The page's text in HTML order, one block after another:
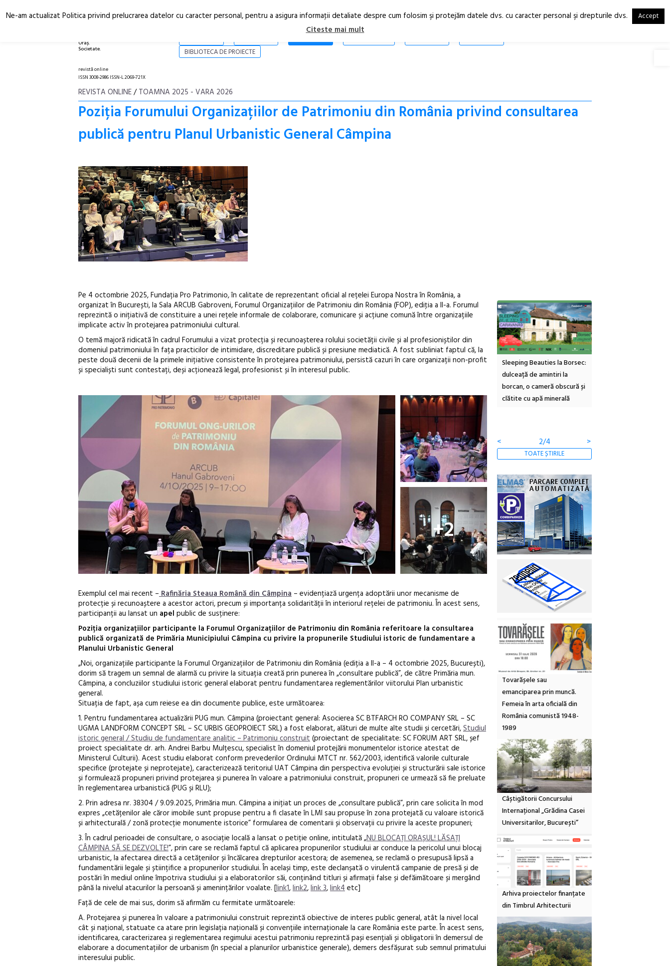
Oraș.
Societate.
RO
EN
STIRI
BIBLIOTECA DE PROIECTE
revistă online
ISSN 3008-2986 ISSN-L 2069-721X
REVISTA ONLINE/TOAMNA 2025 - VARA 2026
Poziția Forumului Organizațiilor de Patrimoniu din România privind consultarea
publică pentru Planul Urbanistic General Câmpina
Pe 4 octombrie 2025, Fundația Pro Patrimonio, în calitate de reprezentant oficial al rețelei Europa Nostra în România, a
organizat în București, la Sala ARCUB Gabroveni, Forumul Organizațiilor de Patrimoniu din România (FOP), ediţia a II-a. Forumul
reprezintă o inițiativă de constituire a unei rețele informale de colaborare, comunicare și acțiune comună între organizațiile
implicate activ în protejarea patrimoniului cultural.
O temă majoră ridicată în cadrul Forumului a vizat protecția și recunoașterea rolului societății civile și al profesioniștilor din
domeniul patrimoniului în fața practicilor de intimidare, discreditare publică și presiune mediatică. A fost subliniat faptul că, la
peste două decenii de la primele inițiative consistente în protejarea patrimoniului, persistă cazuri în care organizații non-profit
și specialiști sunt contestați, deși acționează legal, profesionist și în interesul public.
+2
Exemplul cel mai recent – Rafinăria Steaua Română din Câmpina – evidențiază urgența adoptării unor mecanisme de
protecție și recunoaștere a acestor actori, precum și importanța solidarității în interiorul rețelei de patrimoniu. În acest sens,
participanții au lansat un apel public de susținere:
Poziția organizațiilor participante la Forumul Organizațiilor de Patrimoniu din România referitoare la consultarea
publică organizată de Primăria Municipiului Câmpina cu privire la propunerile Studiului istoric de fundamentare a
Planului Urbanistic General
„Noi, organizațiile participante la Forumul Organizațiilor de Patrimoniu din România (ediția a II-a – 4 octombrie 2025, București),
dorim să tragem un semnal de alarmă cu privire la situația creată prin punerea în „consultare publică”, de către Primăria mun.
Câmpina, a concluziilor studiului istoric general elaborat pentru fundamentarea reglementărilor viitorului Plan urbanistic
general.
Situația de fapt, așa cum reiese ea din documente publice, este următoarea:
1. Pentru fundamentarea actualizării PUG mun. Câmpina (proiectant general: Asocierea SC BTFARCH RO COMPANY SRL – SC
UGMA LANDFORM CONCEPT SRL – SC URBIS GEOPROIECT SRL) a fost elaborat, alături de multe alte studii și cercetări,Studiul
istoric general / Studiu de fundamentare analitic – Patrimoniu construit(proiectant de specialitate: SC FORUM ART SRL, șef
proiect specialitate dr. arh. Andrei Barbu Mulțescu, specialist în domeniul protejării monumentelor istorice atestat de
Ministerul Culturii). Acest studiu elaborat conform prevederilor Ordinului MTCT nr. 562/2003, identifică valorile culturale
specifice (protejate și neprotejate), caracterizează teritoriul UAT Câmpina din perspectiva evoluției și structurării sale istorice
și formulează propuneri privind protejarea și punerea în valoare a patrimoniului construit, propuneri ce urmează să fie preluate
în reglementarea urbanistică (PUG și RLU);
2. Prin adresa nr. 38304 / 9.09.2025, Primăria mun. Câmpina a inițiat un proces de „consultare publică”, prin care solicita în mod
expres „cetățenilor ale căror imobile sunt propuse pentru a fi clasate în LMI sau propuse în zona protejată cu valoare istorică
și arhitecturală / zonă protecție monumente istorice” formularea de comentarii și observații cu privire la aceste propuneri;
3. În cadrul perioadei de consultare, o asociație locală a lansat o petiție online, intitulată „NU BLOCAȚI ORAȘUL! LĂSAȚI
CÂMPINA SĂ SE DEZVOLTE!”, prin care se reclamă faptul că aplicarea propunerilor studiului ar conduce la pericolul unui blocaj
urbanistic, la afectarea directă a cetățenilor și încălcarea drepturilor acestora; de asemenea, se reclamă o presupusă lipsă a
fundamentării legale și științifice a propunerilor studiului. În același timp, este declanșată o virulentă campanie de presă și de
postări în mediul online împotriva studiului și a elaboratorilor săi, conținând titluri și afirmații false și defăimătoare și mergând
până la nivelul atacurilor la persoană și amenințărilor voalate. [link1,link2,link 3,link4etc]
Față de cele de mai sus, dorim să afirmăm cu fermitate următoarele:
A. Protejarea și punerea în valoare a patrimoniului construit reprezintă obiective de interes public general, atât la nivel local
cât și național, statuate ca atare prin legislația națională și convențiile internaționale la care România este parte. În acest sens,
identificarea, caracterizarea și reglementarea regimului acestui patrimoniu reprezintă pași esențiali și obligatorii în demersul de
elaborare a documentațiilor de urbanism (în special a planurilor urbanistice generale), demers desfășurat sub semnul primatului
interesului public.
Festivalul Cinemascop
revine la Eforie Sud cu a IX-a
Sleeping Beauties la Borsec:
clătite cu apă minerală
Festivalul Strada
Armenească #10: concerte,
ateliere și întâlniri în Grădina
Botanică
<
3/4 >
TOATE ȘTIRILE
Tovarășele sau
emanciparea prin muncă.
Femeia în arta oficială din
România comunistă 1948-
1989
Câștigătorii Concursului
Internațional „Grădina Casei
Universitarilor, București”
Arhiva proiectelor finanțate
din Timbrul Arhitecturii
Ne-am actualizat Politica privind prelucrarea datelor cu caracter personal, pentru a asigura informaţii detaliate despre cum folosim şi protejăm datele dvs. cu caracter personal şi drepturile dvs. Accept
Citeste mai mult